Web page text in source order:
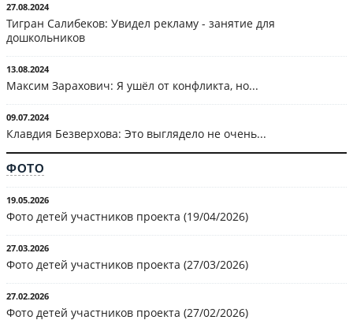
27.08.2024
Тигран Салибеков: Увидел рекламу - занятие для
дошкольников
13.08.2024
Максим Зарахович: Я ушёл от конфликта, но...
09.07.2024
Клавдия Безверхова: Это выглядело не очень...
ФОТО
19.05.2026
Фото детей участников проекта (19/04/2026)
27.03.2026
Фото детей участников проекта (27/03/2026)
27.02.2026
Фото детей участников проекта (27/02/2026)